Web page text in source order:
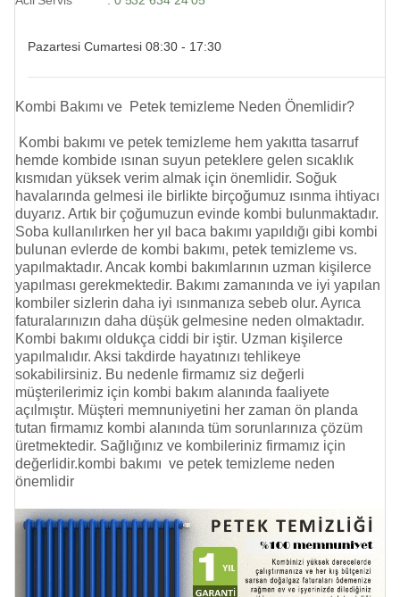
Pazartesi Cumartesi 08:30 - 17:30
Kombi Bakımı ve Petek temizleme Neden Önemlidir?
Kombi bakımı ve petek temizleme hem yakıtta tasarruf
hemde kombide ısınan suyun peteklere gelen sıcaklık
kısmıdan yüksek verim almak için önemlidir. Soğuk
havalarında gelmesi ile birlikte birçoğumuz ısınma ihtiyacı
duyarız. Artık bir çoğumuzun evinde kombi bulunmaktadır.
Soba kullanılırken her yıl baca bakımı yapıldığı gibi kombi
bulunan evlerde de kombi bakımı, petek temizleme vs.
yapılmaktadır. Ancak kombi bakımlarının uzman kişilerce
yapılması gerekmektedir. Bakımı zamanında ve iyi yapılan
kombiler sizlerin daha iyi ısınmanıza sebeb olur. Ayrıca
faturalarınızın daha düşük gelmesine neden olmaktadır.
Kombi bakımı oldukça ciddi bir iştir. Uzman kişilerce
yapılmalıdır. Aksi takdirde hayatınızı tehlikeye
sokabilirsiniz. Bu nedenle firmamız siz değerli
müşterilerimiz için kombi bakım alanında faaliyete
açılmıştır. Müşteri memnuniyetini her zaman ön planda
tutan firmamız kombi alanında tüm sorunlarınıza çözüm
üretmektedir. Sağlığınız ve kombileriniz firmamız için
değerlidir.kombi bakımı ve petek temizleme neden
önemlidir